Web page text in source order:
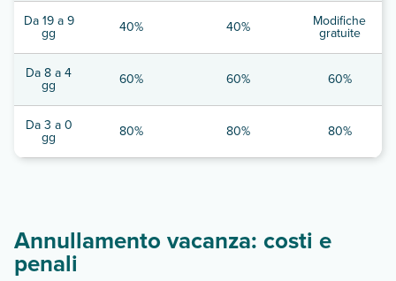
Da 19 a 9
gg 40% 40% Modifiche
gratuite
Da 8 a 4
gg 60% 60% 60%
Da 3 a 0
gg 80% 80% 80%
Annullamento vacanza: costi e
penali